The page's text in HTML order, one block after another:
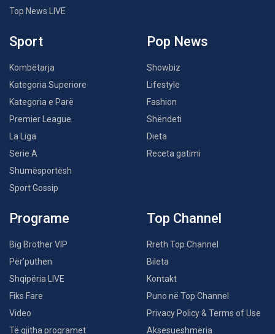
Top News LIVE
Sport
Kombëtarja
Kategoria Superiore
Kategoria e Parë
Premier League
La Liga
Serie A
Shumësportësh
Sport Gossip
Pop News
Showbiz
Lifestyle
Fashion
Shëndeti
Dieta
Receta gatimi
Programe
Big Brother VIP
Për’puthen
Shqipëria LIVE
Fiks Fare
Video
Të gjitha programet
Top Channel
Rreth Top Channel
Bileta
Kontakt
Puno në Top Channel
Privacy Policy & Terms of Use
Aksesueshmëria